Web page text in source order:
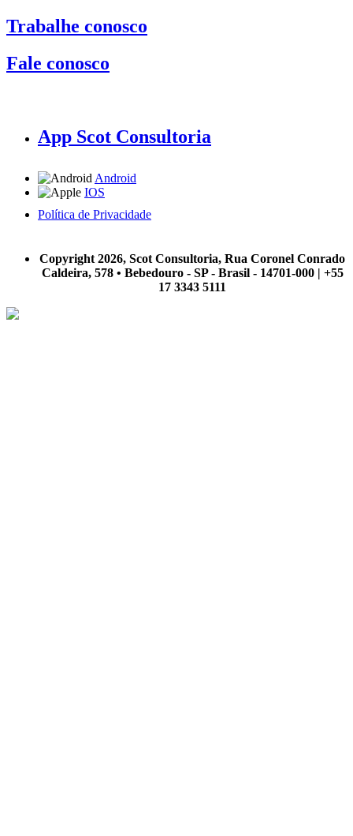
Trabalhe conosco
Fale conosco
App Scot Consultoria
Android
IOS
Política de Privacidade
Copyright 2026, Scot Consultoria, Rua Coronel Conrado
Caldeira, 578 • Bebedouro - SP - Brasil - 14701-000 | +55
17 3343 5111